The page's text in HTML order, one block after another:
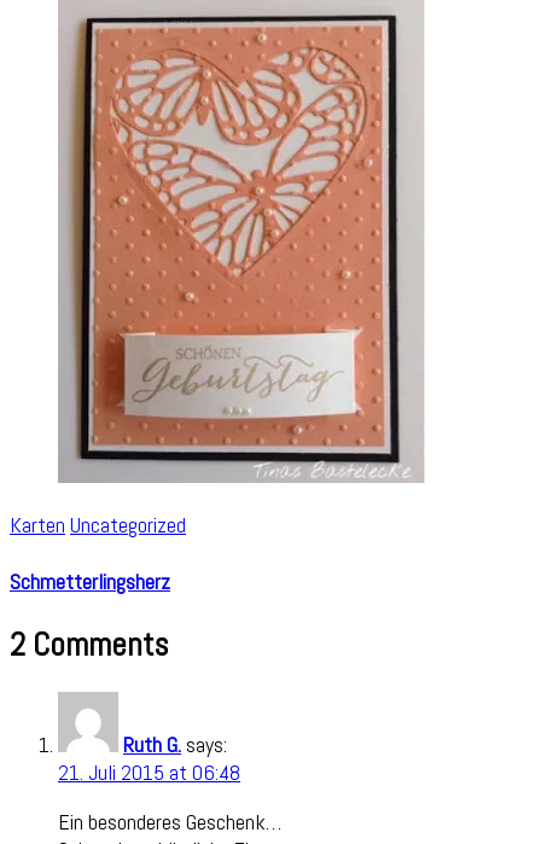
Karten Uncategorized
Schmetterlingsherz
2 Comments
Ruth G. says:
21. Juli 2015 at 06:48
Ein besonderes Geschenk…